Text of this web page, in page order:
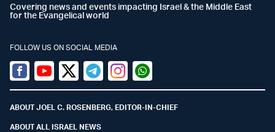
Covering news and events impacting Israel & the Middle East
for the Evangelical world
FOLLOW US ON SOCIAL MEDIA
Facebook
YoutubeTwitter (X)
TelegramInstagramWhatsapp
ABOUT JOEL C. ROSENBERG, EDITOR-IN-CHIEF
ABOUT ALL ISRAEL NEWS